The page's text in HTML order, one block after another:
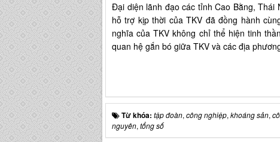
Đại diện lãnh đạo các tỉnh Cao Bằng, Thái
hỗ trợ kịp thời của TKV đã đồng hành
nghĩa của TKV không chỉ thể hiện tinh
quan hệ gắn bó giữa TKV và các địa
Từ khóa: tập đoàn, công nghiệp, khoáng sản,
nguyên, tổng số